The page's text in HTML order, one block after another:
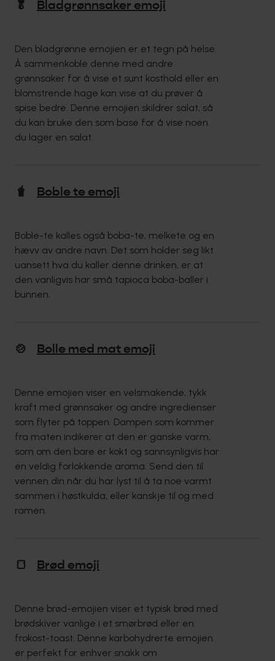
🥬 Bladgrønnsaker emoji
Den bladgrønne emojien er et tegn på helse.
Å sammenkoble denne med andre
grønnsaker for å vise et sunt kosthold eller en
blomstrende hage kan vise at du prøver å
spise bedre. Denne emojien skildrer salat, så
du kan bruke den som base for å vise noen
du lager en salat.
🧋 Boble te emoji
Boble-te kalles også boba-te, melkete og en
hævv av andre navn. Det som holder seg likt
uansett hva du kaller denne drinken, er at
den vanligvis har små tapioca boba-baller i
bunnen.
🍲 Bolle med mat emoji
Denne emojien viser en velsmakende, tykk
kraft med grønnsaker og andre ingredienser
som flyter på toppen. Dampen som kommer
fra maten indikerer at den er ganske varm,
som om den bare er kokt og sannsynligvis har
en veldig forlokkende aroma. Send den til
vennen din når du har lyst til å ta noe varmt
sammen i høstkulda, eller kanskje til og med
ramen.
🍞 Brød emoji
Denne brød-emojien viser et typisk brød med
brødskiver vanlige i et smørbrød eller en
frokost-toast. Denne karbohydrerte emojien
er perfekt for enhver snakk om